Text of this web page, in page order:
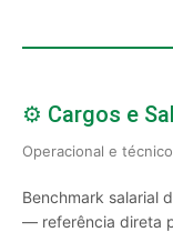
⚙️ Cargos e
Operacional e
Benchmark salarial
— referência direta